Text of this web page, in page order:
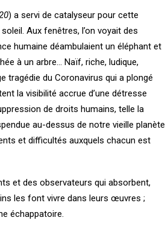
) a servi de catalyseur pour cette
Aux fenêtres, l’on voyait des
humaine déambulaient un éléphant et
à un arbre… Naïf, riche, ludique,
tragédie du Coronavirus qui a plongé
la visibilité accrue d’une détresse
de droits humains, telle la
au-dessus de notre vieille planète
et difficultés auxquels chacun est
et des observateurs qui absorbent,
les font vivre dans leurs œuvres ;
échappatoire.